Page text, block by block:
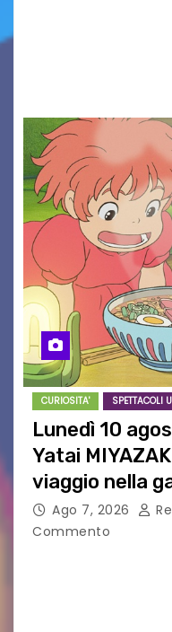
CURIOSITA' SPETTACOLI
Lunedì 10
Yatai
viaggio nella
nei film di
Ago 7, 2026
Commento